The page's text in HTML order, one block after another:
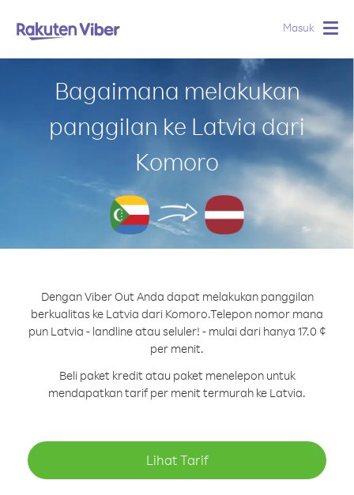
Masuk
Bagaimana melakukan
panggilan ke Latvia dari
Komoro
Dengan Viber Out Anda dapat melakukan panggilan
berkualitas ke Latvia dari Komoro.Telepon nomor mana
pun Latvia - landline atau seluler! - mulai dari hanya 17.0 ¢
per menit.
Beli paket kredit atau paket menelepon untuk
mendapatkan tarif per menit termurah ke Latvia.
Lihat Tarif